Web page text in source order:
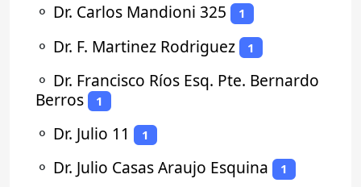
⚬ Dr. Carlos Mandioni 325 1
⚬ Dr. F. Martinez Rodriguez 1
⚬ Dr. Francisco Ríos Esq. Pte. Bernardo
Berros
1
⚬ Dr. Julio 11 1
⚬ Dr. Julio Casas Araujo Esquina 1